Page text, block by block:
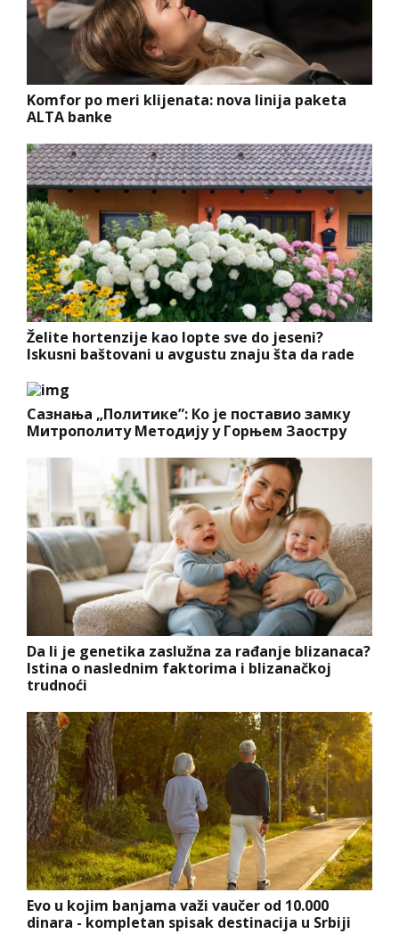
Komfor po meri klijenata: nova linija paketa
ALTA banke
Želite hortenzije kao lopte sve do jeseni?
Iskusni baštovani u avgustu znaju šta da rade
Сазнања „Политике”: Ко је поставио замку
Митрополиту Методију у Горњем Заостру
Da li je genetika zaslužna za rađanje blizanaca?
Istina o naslednim faktorima i blizanačkoj
trudnoći
Evo u kojim banjama važi vaučer od 10.000
dinara - kompletan spisak destinacija u Srbiji